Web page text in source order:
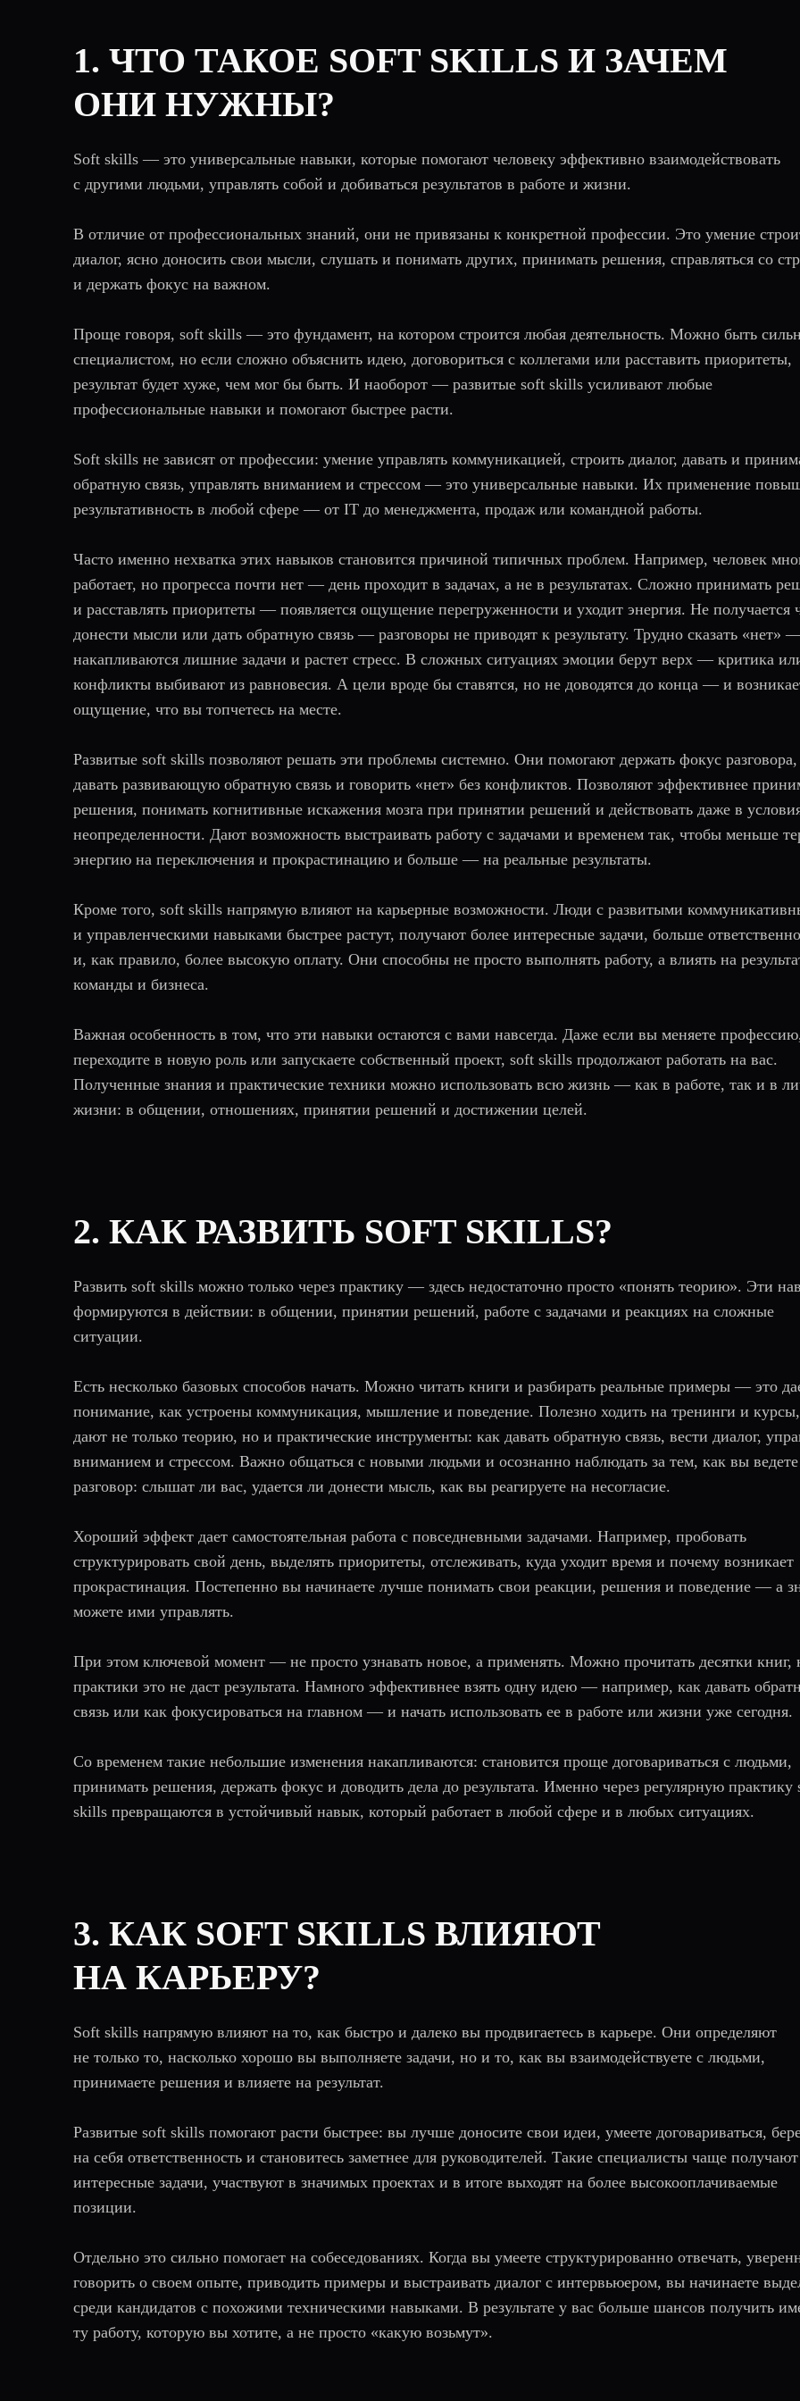
1. ЧТО ТАКОЕ SOFT SKILLS И ЗАЧЕМ
ОНИ НУЖНЫ?
Soft skills — это универсальные навыки, которые помогают человеку эффективно взаимодействовать
с другими людьми, управлять собой и добиваться результатов в работе и жизни.
В отличие от профессиональных знаний, они не привязаны к конкретной профессии. Это умение
диалог, ясно доносить свои мысли, слушать и понимать других, принимать решения, справляться со
и держать фокус на важном.
Проще говоря, soft skills — это фундамент, на котором строится любая деятельность. Можно быть
специалистом, но если сложно объяснить идею, договориться с коллегами или расставить приоритеты,
результат будет хуже, чем мог бы быть. И наоборот — развитые soft skills усиливают любые
профессиональные навыки и помогают быстрее расти.
Soft skills не зависят от профессии: умение управлять коммуникацией, строить диалог, давать и
обратную связь, управлять вниманием и стрессом — это универсальные навыки. Их применение
результативность в любой сфере — от IT до менеджмента, продаж или командной работы.
Часто именно нехватка этих навыков становится причиной типичных проблем. Например, человек
работает, но прогресса почти нет — день проходит в задачах, а не в результатах. Сложно принимать
и расставлять приоритеты — появляется ощущение перегруженности и уходит энергия. Не получается
донести мысли или дать обратную связь — разговоры не приводят к результату. Трудно сказать «нет»
накапливаются лишние задачи и растет стресс. В сложных ситуациях эмоции берут верх — критика
конфликты выбивают из равновесия. А цели вроде бы ставятся, но не доводятся до конца — и
ощущение, что вы топчетесь на месте.
Развитые soft skills позволяют решать эти проблемы системно. Они помогают держать фокус разговора,
давать развивающую обратную связь и говорить «нет» без конфликтов. Позволяют эффективнее
решения, понимать когнитивные искажения мозга при принятии решений и действовать даже в
неопределенности. Дают возможность выстраивать работу с задачами и временем так, чтобы меньше
энергию на переключения и прокрастинацию и больше — на реальные результаты.
Кроме того, soft skills напрямую влияют на карьерные возможности. Люди с развитыми
и управленческими навыками быстрее растут, получают более интересные задачи, больше
и, как правило, более высокую оплату. Они способны не просто выполнять работу, а влиять на
команды и бизнеса.
Важная особенность в том, что эти навыки остаются с вами навсегда. Даже если вы меняете
переходите в новую роль или запускаете собственный проект, soft skills продолжают работать на вас.
Полученные знания и практические техники можно использовать всю жизнь — как в работе, так и в
жизни: в общении, отношениях, принятии решений и достижении целей.
2. КАК РАЗВИТЬ SOFT SKILLS?
Развить soft skills можно только через практику — здесь недостаточно просто «понять теорию». Эти
формируются в действии: в общении, принятии решений, работе с задачами и реакциях на сложные
ситуации.
Есть несколько базовых способов начать. Можно читать книги и разбирать реальные примеры — это
понимание, как устроены коммуникация, мышление и поведение. Полезно ходить на тренинги и курсы,
дают не только теорию, но и практические инструменты: как давать обратную связь, вести диалог,
вниманием и стрессом. Важно общаться с новыми людьми и осознанно наблюдать за тем, как вы ведете
разговор: слышат ли вас, удается ли донести мысль, как вы реагируете на несогласие.
Хороший эффект дает самостоятельная работа с повседневными задачами. Например, пробовать
структурировать свой день, выделять приоритеты, отслеживать, куда уходит время и почему возникает
прокрастинация. Постепенно вы начинаете лучше понимать свои реакции, решения и поведение — а
можете ими управлять.
При этом ключевой момент — не просто узнавать новое, а применять. Можно прочитать десятки книг,
практики это не даст результата. Намного эффективнее взять одну идею — например, как давать
связь или как фокусироваться на главном — и начать использовать ее в работе или жизни уже сегодня.
Со временем такие небольшие изменения накапливаются: становится проще договариваться с людьми,
принимать решения, держать фокус и доводить дела до результата. Именно через регулярную практику
skills превращаются в устойчивый навык, который работает в любой сфере и в любых ситуациях.
3. КАК SOFT SKILLS ВЛИЯЮТ
НА КАРЬЕРУ?
Soft skills напрямую влияют на то, как быстро и далеко вы продвигаетесь в карьере. Они определяют
не только то, насколько хорошо вы выполняете задачи, но и то, как вы взаимодействуете с людьми,
принимаете решения и влияете на результат.
Развитые soft skills помогают расти быстрее: вы лучше доносите свои идеи, умеете договариваться,
на себя ответственность и становитесь заметнее для руководителей. Такие специалисты чаще
интересные задачи, участвуют в значимых проектах и в итоге выходят на более высокооплачиваемые
позиции.
Отдельно это сильно помогает на собеседованиях. Когда вы умеете структурированно отвечать,
говорить о своем опыте, приводить примеры и выстраивать диалог с интервьюером, вы начинаете
среди кандидатов с похожими техническими навыками. В результате у вас больше шансов получить
ту работу, которую вы хотите, а не просто «какую возьмут».